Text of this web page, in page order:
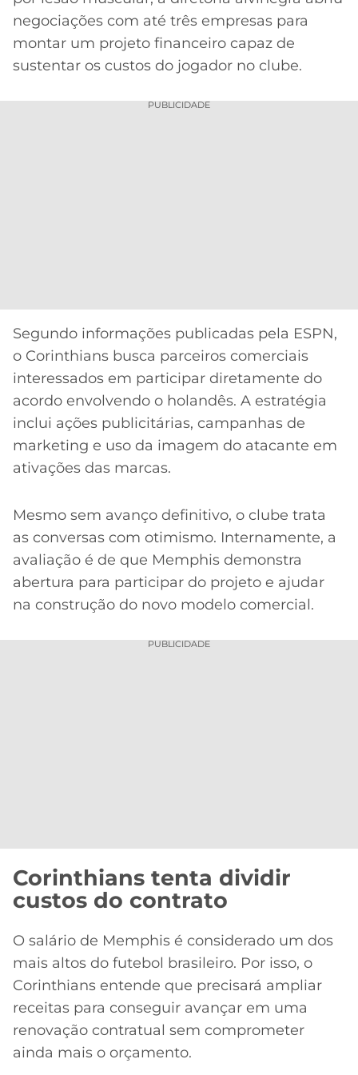
ONLINE
2026
GRÊMIO
MG
LALIGA
negociações com até três empresas para
montar um projeto financeiro capaz de
sustentar os custos do jogador no clube.
PUBLICIDADE
Segundo informações publicadas pela ESPN,
o Corinthians busca parceiros comerciais
interessados em participar diretamente do
acordo envolvendo o holandês. A estratégia
inclui ações publicitárias, campanhas de
marketing e uso da imagem do atacante em
ativações das marcas.
Mesmo sem avanço definitivo, o clube trata
as conversas com otimismo. Internamente, a
avaliação é de que Memphis demonstra
abertura para participar do projeto e ajudar
na construção do novo modelo comercial.
PUBLICIDADE
Corinthians tenta dividir
custos do contrato
O salário de Memphis é considerado um dos
mais altos do futebol brasileiro. Por isso, o
Corinthians entende que precisará ampliar
receitas para conseguir avançar em uma
renovação contratual sem comprometer
ainda mais o orçamento.